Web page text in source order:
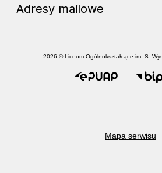
Adresy mailowe
2026 © Liceum Ogólnokształcące im. S.
Mapa serwisu